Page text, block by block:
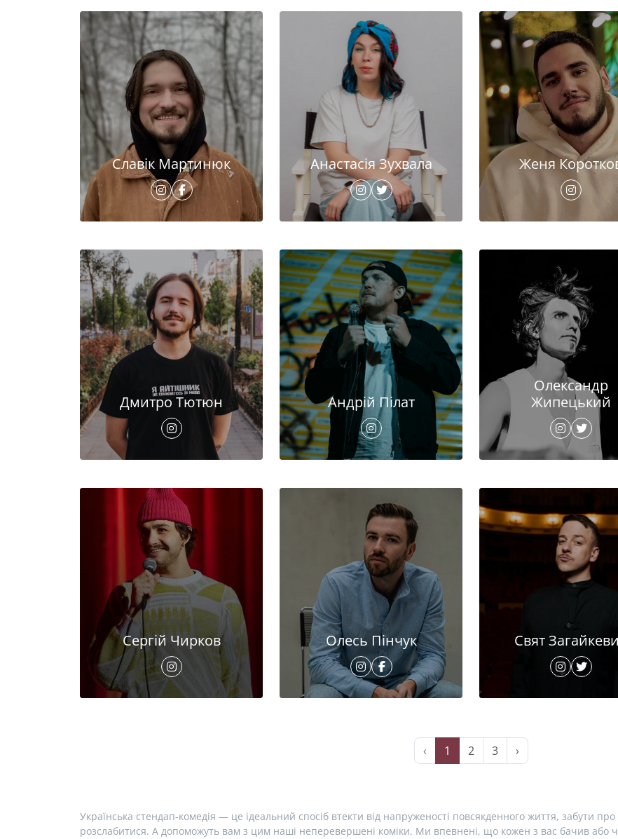
Славік Мартинюк Анастасія Зухвала Женя
Дмитро Тютюн Андрій Пілат
Олександр
Жипецький
Сергій Чирков Олесь Пінчук Свят
‹ 1 2 3 ›
Українська стендап-комедія — це ідеальний спосіб втекти від напруженості повсякденного життя, забути
розслабитися. А допоможуть вам з цим наші неперевершені коміки. Ми впевнені, що кожен з вас бачив або